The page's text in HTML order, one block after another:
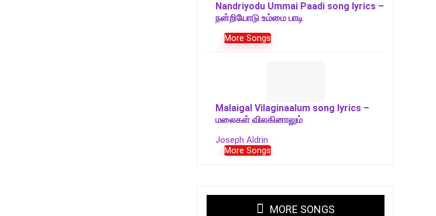
Nandriyodu Ummai Paadi song lyrics –
நன்றியோடு உம்மை பாடி
More Songs
Malaigal Vilaginaalum song lyrics –
மலைகள் விலகினாலும்
Joseph Aldrin
More Songs
MORE SONGS